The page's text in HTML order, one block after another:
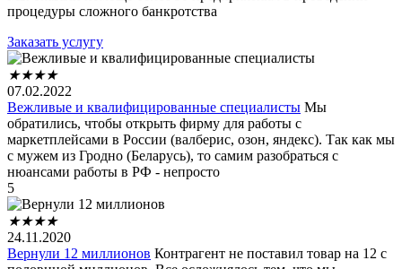
процедуры сложного банкротства
Заказать услугу
★★★★
07.02.2022
Вежливые и квалифицированные специалисты Мы
обратились, чтобы открыть фирму для работы с
маркетплейсами в России (валберис, озон, яндекс). Так как мы
с мужем из Гродно (Беларусь), то самим разобраться с
нюансами работы в РФ - непросто
5
★★★★
24.11.2020
Вернули 12 миллионов Контрагент не поставил товар на 12 с